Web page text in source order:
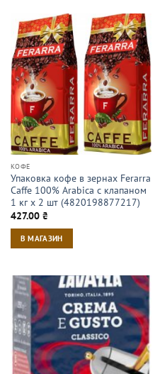
КОФЕ
Упаковка кофе в зернах Ferarra
Caffe 100% Arabica с клапаном
1 кг х 2 шт (4820198877217)
427.00 ₴
В МАГАЗИН